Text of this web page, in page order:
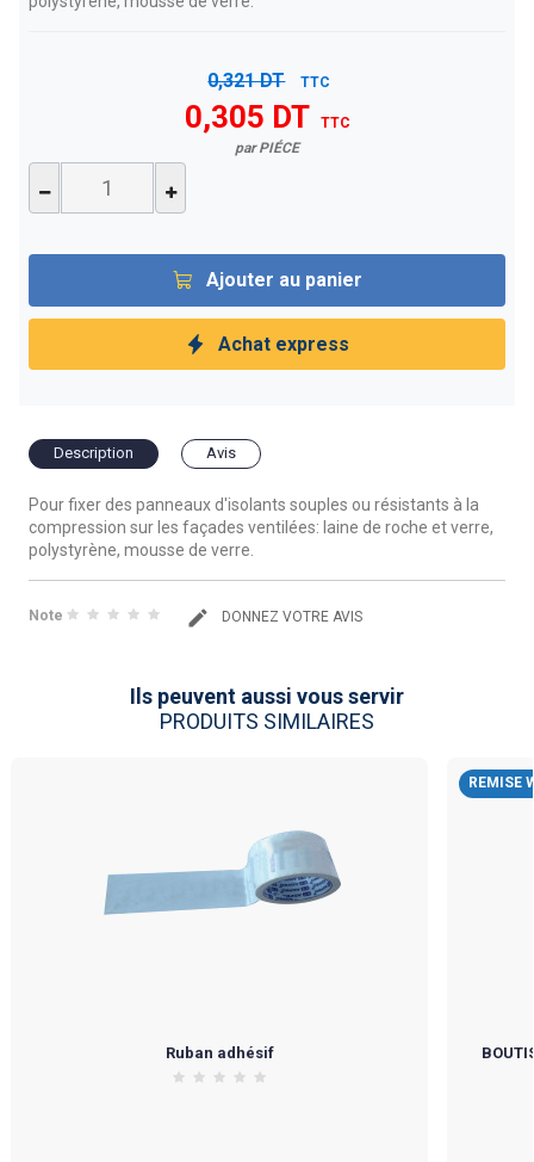
0,321 DT TTC
0,305 DT
TTC
par PIÉCE
Ajouter au panier
Achat express
Description Avis
Pour fixer des panneaux d'isolants souples ou résistants à la
compression sur les façades ventilées: laine de roche et verre,
polystyrène, mousse de verre.
Note DONNEZ VOTRE AVIS
Ils peuvent aussi vous servir
PRODUITS SIMILAIRES
Ruban adhésif
REMISE